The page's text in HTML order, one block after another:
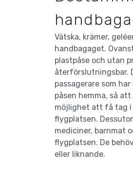
Vätska, krämer,
handbagaget.
plastpåse och utan
återförslutningsbar.
passagerare som
påsen hemma, så
möjlighet att få tag i
flygplatsen.
mediciner, barnmat
flygplatsen. De
eller liknande.